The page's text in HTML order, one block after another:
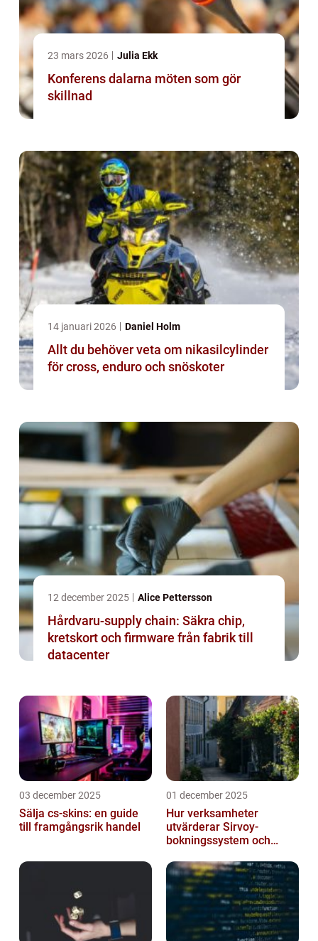
23 mars 2026 Julia Ekk
Konferens dalarna möten som gör
skillnad
14 januari 2026 Daniel Holm
Allt du behöver veta om nikasilcylinder
för cross, enduro och snöskoter
12 december 2025 Alice Pettersson
Hårdvaru-supply chain: Säkra chip,
kretskort och firmware från fabrik till
datacenter
03 december 2025
Sälja cs-skins: en guide
till framgångsrik handel
01 december 2025
Hur verksamheter
utvärderar Sirvoy-
bokningssystem och